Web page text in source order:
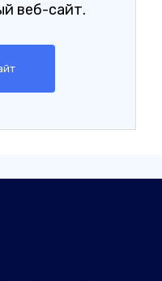
веб-сайт.